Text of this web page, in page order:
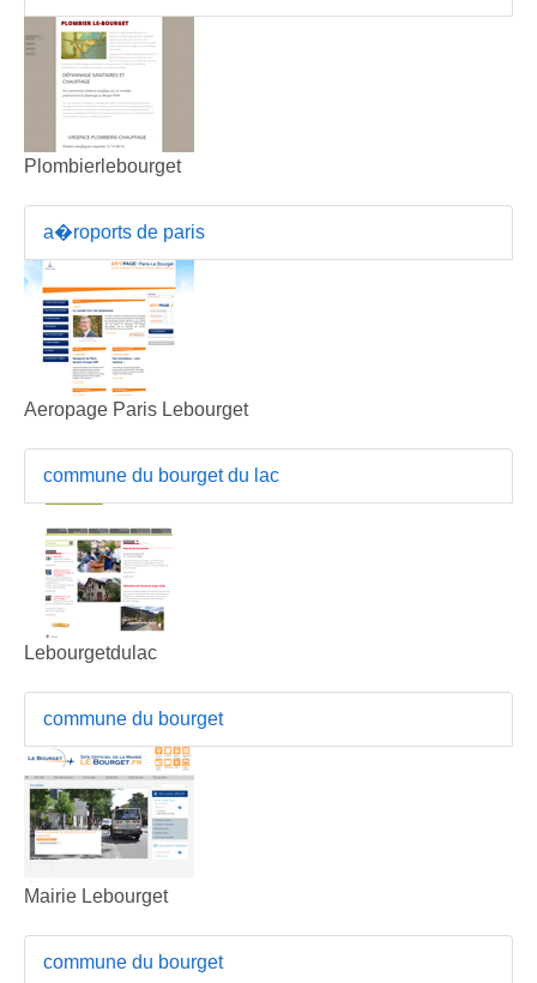
Plombierlebourget
a�roports de paris
Aeropage Paris Lebourget
commune du bourget du lac
Lebourgetdulac
commune du bourget
Mairie Lebourget
commune du bourget